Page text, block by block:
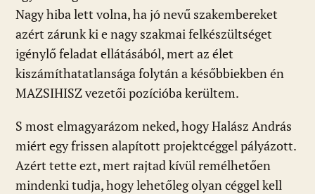
Nagy hiba lett volna, ha jó nevű szakembereket
azért zárunk ki e nagy szakmai felkészültséget
igénylő feladat ellátásából, mert az élet
kiszámíthatatlansága folytán a későbbiekben én
MAZSIHISZ vezetői pozícióba kerültem.
S most elmagyarázom neked, hogy Halász András
miért egy frissen alapított projektcéggel pályázott.
Azért tette ezt, mert rajtad kívül remélhetően
mindenki tudja, hogy lehetőleg olyan céggel kell